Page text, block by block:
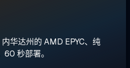
华达州的 AMD EPYC、纯
秒部署。